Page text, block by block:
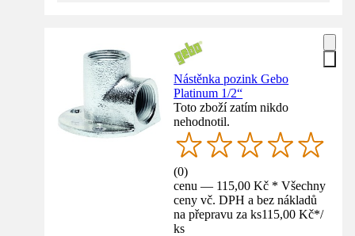
Nástěnka pozink Gebo
Platinum 1/2“
Toto zboží zatím nikdo
nehodnotil.
(0)
cenu — 115,00 Kč * Všechny
ceny vč. DPH a bez nákladů
na přepravu za ks115,00 Kč*/
ks